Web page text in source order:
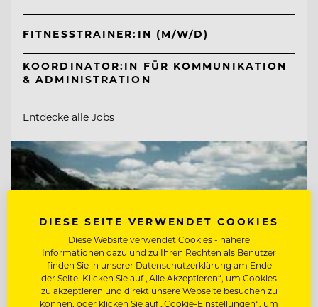
FITNESSTRAINER:IN (M/W/D)
KOORDINATOR:IN FÜR KOMMUNIKATION
& ADMINISTRATION
Entdecke alle Jobs
DIESE SEITE VERWENDET COOKIES
Diese Website verwendet Cookies - nähere
Informationen dazu und zu Ihren Rechten als Benutzer
finden Sie in unserer Datenschutzerklärung am Ende
der Seite. Klicken Sie auf „Alle Akzeptieren“, um Cookies
zu akzeptieren und direkt unsere Webseite besuchen zu
können, oder klicken Sie auf „Cookie-Einstellungen“, um